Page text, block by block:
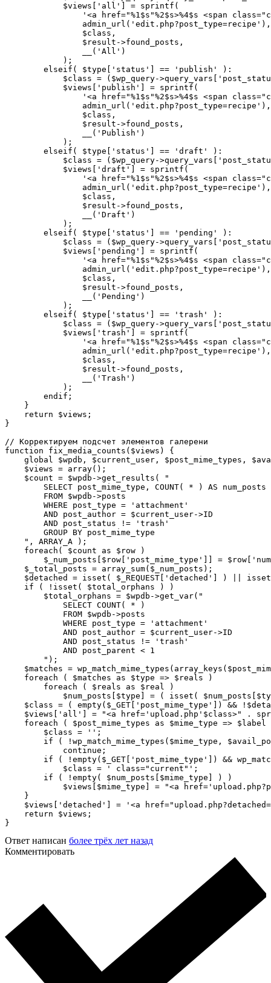
            $views['all'] = sprintf(
'<a href="%1$s"%2$s>%4$s <span
                admin_url('edit.php?post_type=recipe'),
                $class,
                $result->found_posts,
                __('All')
            );
        elseif( $type['status'] == 'publish' ):
$class = ($wp_query-
            $views['publish'] = sprintf(
'<a href="%1$s"%2$s>%4$s <span
                admin_url('edit.php?post_type=recipe'),
                $class,
                $result->found_posts,
                __('Publish')
            );
        elseif( $type['status'] == 'draft' ):
$class = ($wp_query-
            $views['draft'] = sprintf(
'<a href="%1$s"%2$s>%4$s <span
                admin_url('edit.php?post_type=recipe'),
                $class,
                $result->found_posts,
                __('Draft')
            );
        elseif( $type['status'] == 'pending' ):
$class = ($wp_query-
            $views['pending'] = sprintf(
'<a href="%1$s"%2$s>%4$s <span
                admin_url('edit.php?post_type=recipe'),
                $class,
                $result->found_posts,
                __('Pending')
            );
        elseif( $type['status'] == 'trash' ):
$class = ($wp_query-
            $views['trash'] = sprintf(
'<a href="%1$s"%2$s>%4$s <span
                admin_url('edit.php?post_type=recipe'),
                $class,
                $result->found_posts,
                __('Trash')
            );
        endif;
    }
    return $views;
}
// Корректируем подсчет элементов галерени
function fix_media_counts($views) {
global $wpdb, $current_user, $post_mime_types,
    $views = array();
    $count = $wpdb->get_results( "
        SELECT post_mime_type, COUNT( * ) AS num_posts
        FROM $wpdb->posts
        WHERE post_type = 'attachment'
        AND post_author = $current_user->ID
        AND post_status != 'trash'
        GROUP BY post_mime_type
    ", ARRAY_A );
    foreach( $count as $row )
$_num_posts[$row['post_mime_type']] =
    $_total_posts = array_sum($_num_posts);
$detached = isset( $_REQUEST['detached'] ) ||
    if ( !isset( $total_orphans ) )
        $total_orphans = $wpdb->get_var("
            SELECT COUNT( * )
            FROM $wpdb->posts
            WHERE post_type = 'attachment'
            AND post_author = $current_user->ID
            AND post_status != 'trash'
            AND post_parent < 1
        ");
$matches =
    foreach ( $matches as $type => $reals )
        foreach ( $reals as $real )
$num_posts[$type] = ( isset(
$class = ( empty($_GET['post_mime_type']) &&
$views['all'] = "<a href='upload.php'$class>" .
foreach ( $post_mime_types as $mime_type => $label
        $class = '';
if ( !wp_match_mime_types($mime_type,
            continue;
if ( !empty($_GET['post_mime_type']) &&
            $class = ' class="current"';
        if ( !empty( $num_posts[$mime_type] ) )
$views[$mime_type] = "<a
    }
$views['detached'] = '<a
    return $views;
}
Ответ написан более трёх лет назад
Комментировать